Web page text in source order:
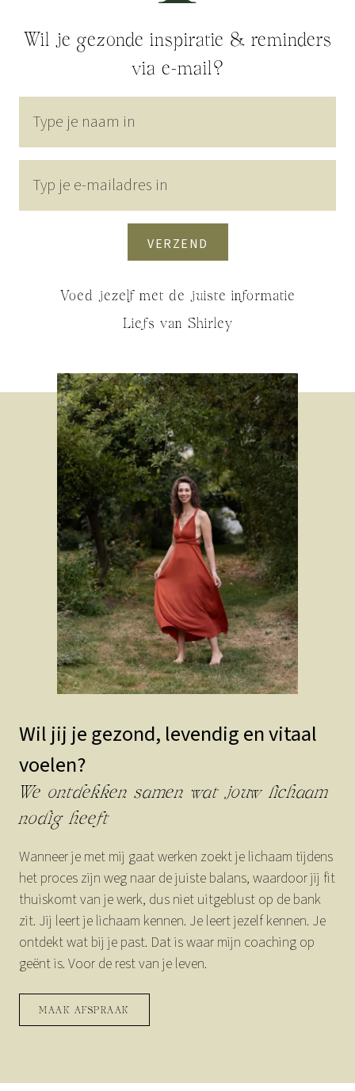
Wil je gezonde inspiratie & reminders
via e-mail?
VERZEND
Voed jezelf met de juiste informatie
Liefs van Shirley
Wil jij je gezond, levendig en vitaal
voelen?
We ontdekken samen wat jouw lichaam
nodig heeft
Wanneer je met mij gaat werken zoekt je lichaam tijdens
het proces zijn weg naar de juiste balans, waardoor jij fit
thuiskomt van je werk, dus niet uitgeblust op de bank
zit. Jij leert je lichaam kennen. Je leert jezelf kennen. Je
ontdekt wat bij je past. Dat is waar mijn coaching op
geënt is. Voor de rest van je leven.
MAAK AFSPRAAK